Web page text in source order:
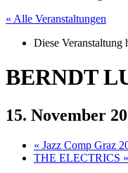
« Alle Veranstaltungen
Diese Veranstaltung
BERNDT
15. November
« Jazz Comp Graz
THE ELECTRICS »